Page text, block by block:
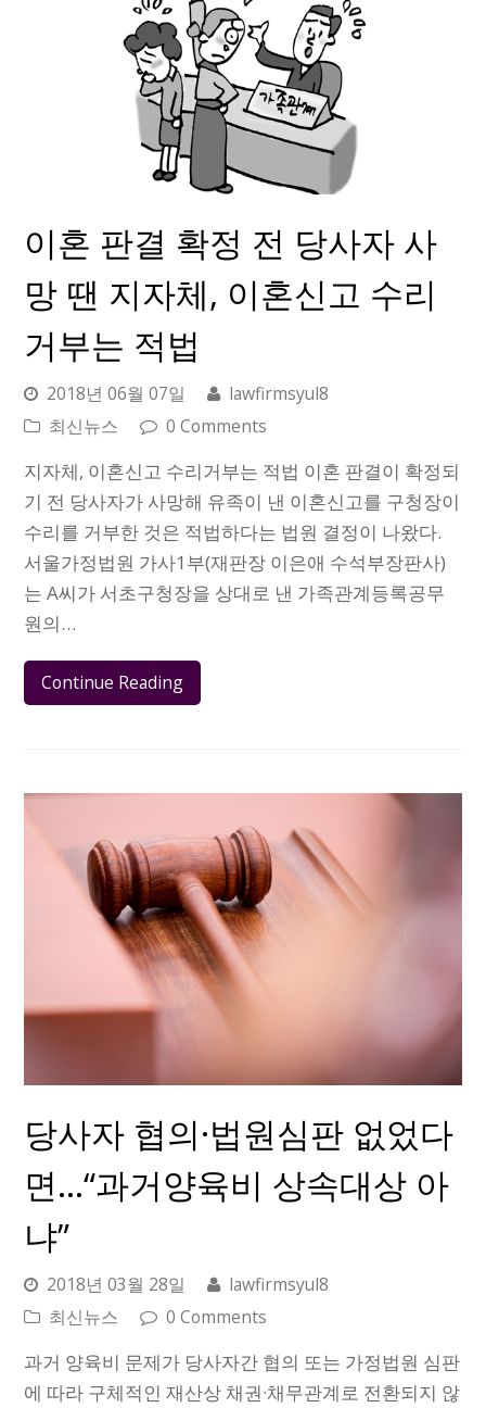
이혼 판결 확정 전 당사자 사
망 땐 지자체, 이혼신고 수리
거부는 적법
2018년 06월 07일
lawfirmsyul8
최신뉴스
0 Comments
지자체, 이혼신고 수리거부는 적법 이혼 판결이 확정되
기 전 당사자가 사망해 유족이 낸 이혼신고를 구청장이
수리를 거부한 것은 적법하다는 법원 결정이 나왔다.
서울가정법원 가사1부(재판장 이은애 수석부장판사)
는 A씨가 서초구청장을 상대로 낸 가족관계등록공무
원의…
Continue Reading
당사자 협의·법원심판 없었다
면…“과거양육비 상속대상 아
냐”
2018년 03월 28일
lawfirmsyul8
최신뉴스
0 Comments
과거 양육비 문제가 당사자간 협의 또는 가정법원 심판
에 따라 구체적인 재산상 채권·채무관계로 전환되지 않